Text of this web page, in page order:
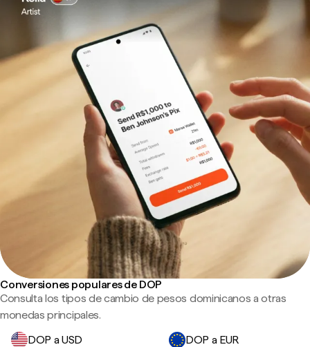
Conversiones populares de DOP
Consulta los tipos de cambio de pesos dominicanos a otras
monedas principales.
DOP a USD
DOP a EUR